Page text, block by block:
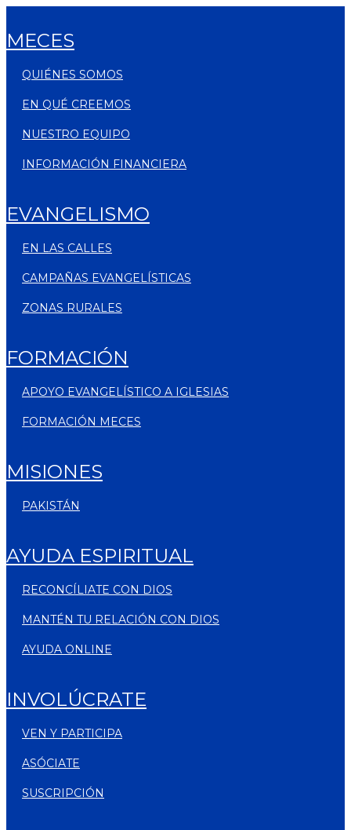
MECES
QUIÉNES SOMOS
EN QUÉ CREEMOS
NUESTRO EQUIPO
INFORMACIÓN FINANCIERA
EVANGELISMO
EN LAS CALLES
CAMPAÑAS EVANGELÍSTICAS
ZONAS RURALES
FORMACIÓN
APOYO EVANGELÍSTICO A IGLESIAS
FORMACIÓN MECES
MISIONES
PAKISTÁN
AYUDA ESPIRITUAL
RECONCÍLIATE CON DIOS
MANTÉN TU RELACIÓN CON DIOS
AYUDA ONLINE
INVOLÚCRATE
VEN Y PARTICIPA
ASÓCIATE
SUSCRIPCIÓN